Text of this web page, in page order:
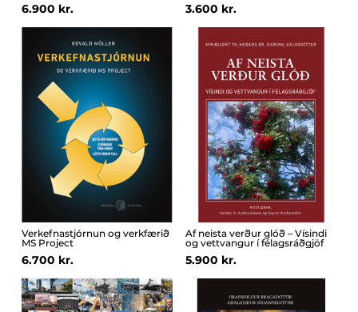
6.900 kr. 3.600 kr.
Verkefnastjórnun og verkfærið
MS Project
6.700 kr.
Af neista verður glóð – Vísindi
og vettvangur í félagsráðgjöf
5.900 kr.